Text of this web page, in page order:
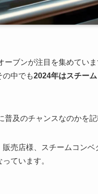
ブンが注目を集めていま
の中でも2024年はスチー
及のチャンスなのかを記
売店様、スチームコン
ています。